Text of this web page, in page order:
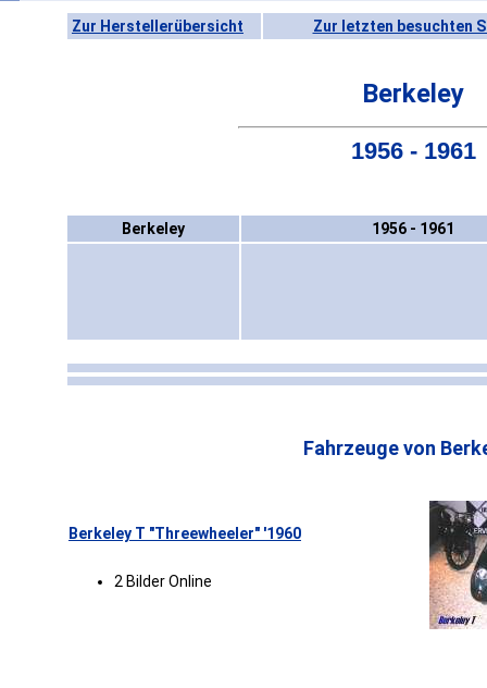
Zur Herstellerübersicht Zur letzten besuchten
Berkeley
1956 - 1961
Berkeley 1956 - 1961
Fahrzeuge von
Berkeley T "Threewheeler" '1960
2 Bilder Online